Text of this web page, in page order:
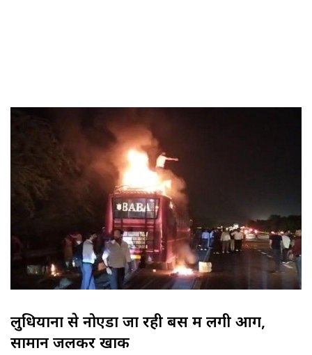
लुधियाना से नोएडा जा रही बस में लगी आग,
सामान जलकर खाक